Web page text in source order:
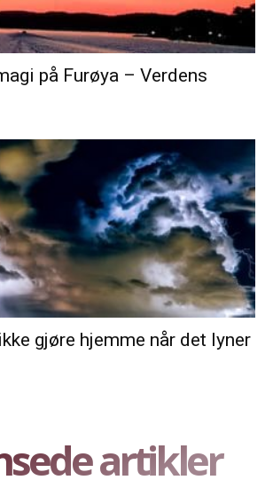
på Furøya – Verdens
gjøre hjemme når det lyner
artikler